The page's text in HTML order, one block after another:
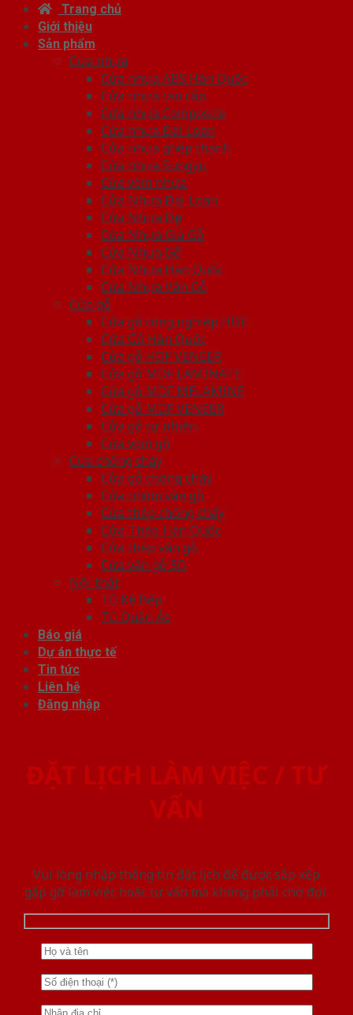
Trang chủ
Giới thiệu
Sản phẩm
Cửa nhựa
Cửa nhựa ABS Hàn Quốc
Cửa nhựa cao cấp
Cửa nhựa Composite
Cửa nhựa Đài Loan
Cửa nhựa ghép thanh
Cửa nhựa Sungyu
Cửa vòm nhựa
Cửa Nhựa Đài Loan
Cửa Nhựa Đẹp
Cửa Nhựa Giả Gỗ
Cửa Nhựa Gỗ
Cửa Nhựa Hàn Quốc
Cửa Nhựa Vân Gỗ
Cửa gỗ
Cửa gỗ công nghiệp HDF
Cửa Gỗ Hàn Quốc
Cửa gỗ HDF VENEER
Cửa gỗ MDF LAMINATE
Cửa gỗ MDF MELAMINE
Cửa gỗ MDF VENEER
Cửa gỗ tự nhiên
Cửa vòm gỗ
Cửa chống cháy
Cửa gỗ chống cháy
Cửa nhôm vân gỗ
Cửa thép chống cháy
Cửa Thép Hàn Quốc
Cửa thép vân gỗ
Cửa vân gỗ 5D
Nội thất
Tủ Kệ Bếp
Tủ Quần Áo
Báo giá
Dự án thực tế
Tin tức
Liên hệ
Đăng nhập
ĐẶT LỊCH LÀM VIỆC / TƯ
VẤN
Vui lòng nhập thông tin đặt lịch để được sắp xếp
gặp gỡ làm việc hoăc tư vấn mà không phải chờ đợi.